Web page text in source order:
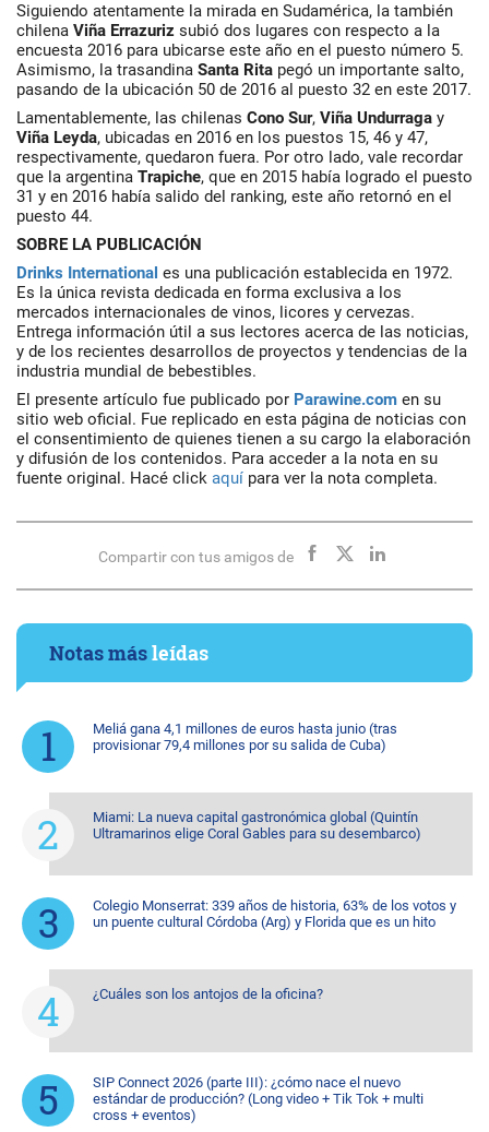
Siguiendo atentamente la mirada en Sudamérica, la también
chilena Viña Errazuriz subió dos lugares con respecto a la
encuesta 2016 para ubicarse este año en el puesto número 5.
Asimismo, la trasandina Santa Rita pegó un importante salto,
pasando de la ubicación 50 de 2016 al puesto 32 en este 2017.
Lamentablemente, las chilenas Cono Sur, Viña Undurraga y
Viña Leyda, ubicadas en 2016 en los puestos 15, 46 y 47,
respectivamente, quedaron fuera. Por otro lado, vale recordar
que la argentina Trapiche, que en 2015 había logrado el puesto
31 y en 2016 había salido del ranking, este año retornó en el
puesto 44.
SOBRE LA PUBLICACIÓN
Drinks International es una publicación establecida en 1972.
Es la única revista dedicada en forma exclusiva a los
mercados internacionales de vinos, licores y cervezas.
Entrega información útil a sus lectores acerca de las noticias,
y de los recientes desarrollos de proyectos y tendencias de la
industria mundial de bebestibles.
El presente artículo fue publicado por Parawine.com en su
sitio web oficial. Fue replicado en esta página de noticias con
el consentimiento de quienes tienen a su cargo la elaboración
y difusión de los contenidos. Para acceder a la nota en su
fuente original. Hacé click aquí para ver la nota completa.
Compartir con tus amigos de
Notas másleídas
Meliá gana 4,1 millones de euros hasta junio (tras
provisionar 79,4 millones por su salida de Cuba)
Miami: La nueva capital gastronómica global (Quintín
Ultramarinos elige Coral Gables para su desembarco)
Colegio Monserrat: 339 años de historia, 63% de los votos y
un puente cultural Córdoba (Arg) y Florida que es un hito
¿Cuáles son los antojos de la oficina?
SIP Connect 2026 (parte III): ¿cómo nace el nuevo
estándar de producción? (Long video + Tik Tok + multi
cross + eventos)